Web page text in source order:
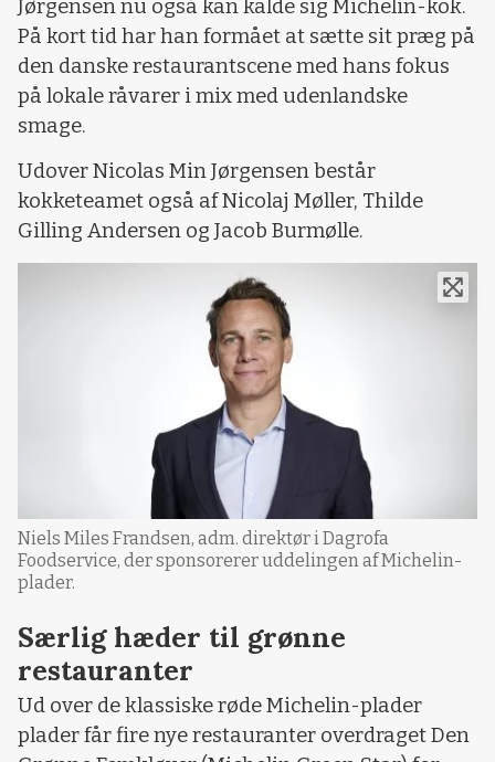
Jørgensen nu også kan kalde sig Michelin-kok.
På kort tid har han formået at sætte sit præg på
den danske restaurantscene med hans fokus
på lokale råvarer i mix med udenlandske
smage.
Udover Nicolas Min Jørgensen består
kokketeamet også af Nicolaj Møller, Thilde
Gilling Andersen og Jacob Burmølle.
Niels Miles Frandsen, adm. direktør i Dagrofa
Foodservice, der sponsorerer uddelingen af Michelin-
plader.
Særlig hæder til grønne
restauranter
Ud over de klassiske røde Michelin-plader
plader får fire nye restauranter overdraget Den